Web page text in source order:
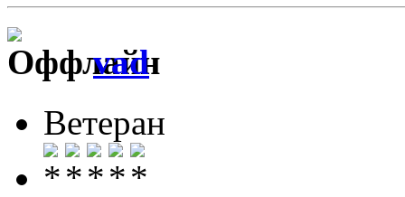
vad
Ветеран